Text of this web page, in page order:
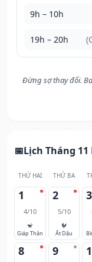
9h – 10h
19h – 20h
Đừng sợ thay đổi.
Lịch Tháng 11
THỨ HAI THỨ BA
1
4/10
🐒
Giáp Thân
2
5/10
🐓
Ất Dậu
3
8 9